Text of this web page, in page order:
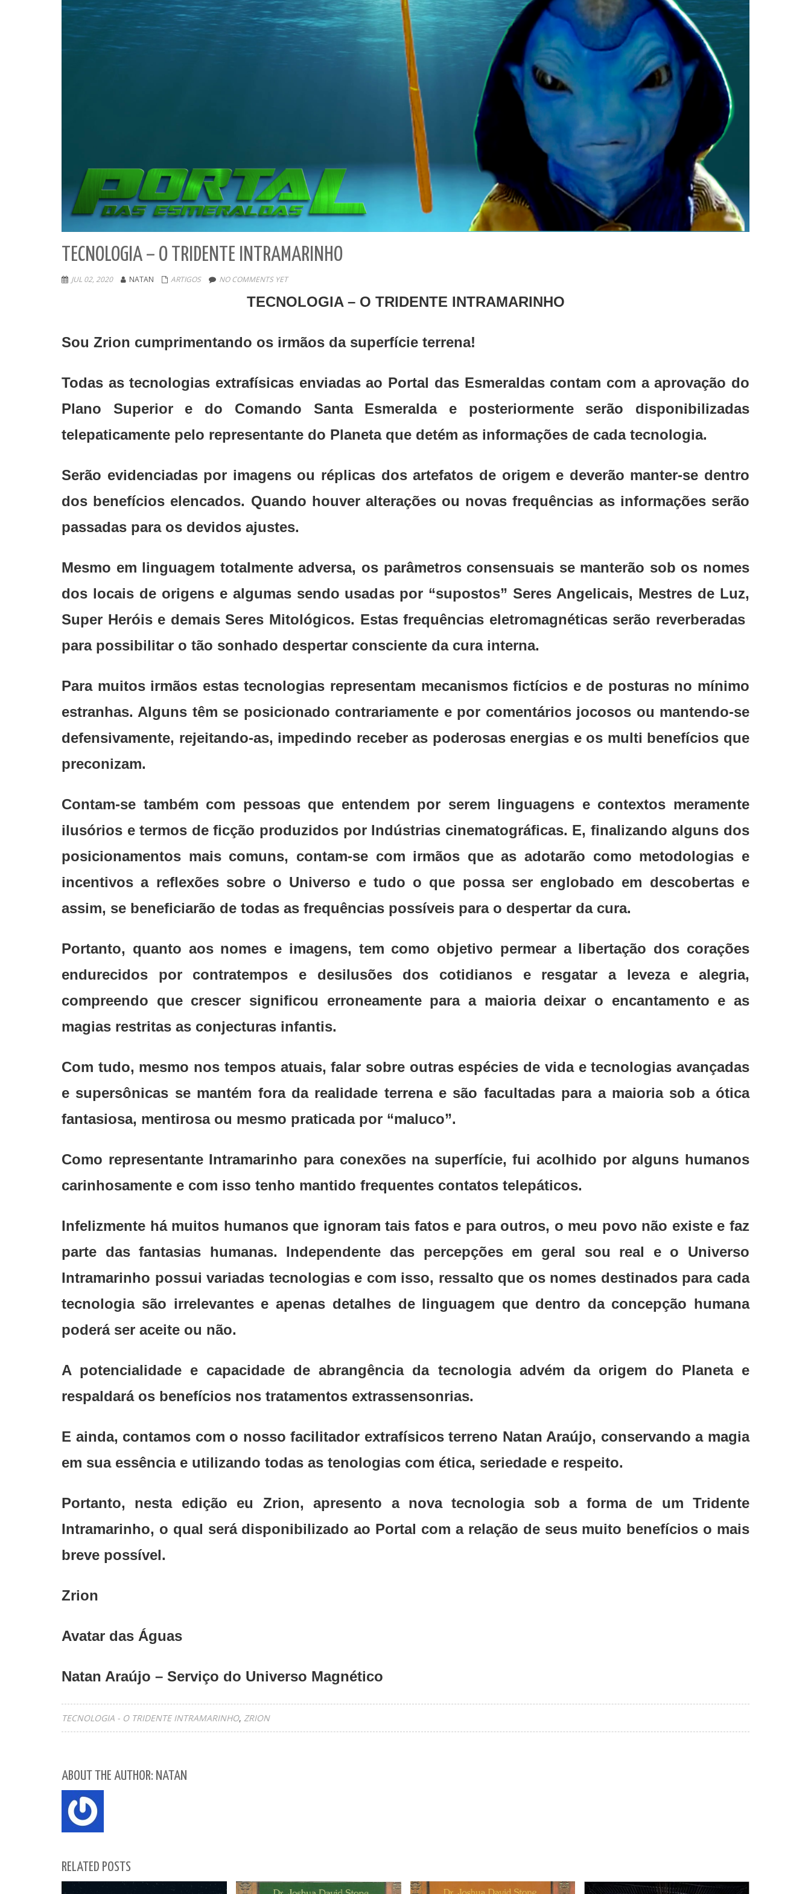
TECNOLOGIA – O TRIDENTE INTRAMARINHO
JUL 02, 2020 NATAN ARTIGOS NO COMMENTS YET
TECNOLOGIA – O TRIDENTE INTRAMARINHO
Sou Zrion cumprimentando os irmãos da superfície terrena!
Todas as tecnologias extrafísicas enviadas ao Portal das Esmeraldas contam com a aprovação do
Plano Superior e do Comando Santa Esmeralda e posteriormente serão disponibilizadas
telepaticamente pelo representante do Planeta que detém as informações de cada tecnologia.
Serão evidenciadas por imagens ou réplicas dos artefatos de origem e deverão manter-se dentro
dos benefícios elencados. Quando houver alterações ou novas frequências as informações serão
passadas para os devidos ajustes.
Mesmo em linguagem totalmente adversa, os parâmetros consensuais se manterão sob os nomes
dos locais de origens e algumas sendo usadas por “supostos” Seres Angelicais, Mestres de Luz,
Super Heróis e demais Seres Mitológicos. Estas frequências eletromagnéticas serão reverberadas
para possibilitar o tão sonhado despertar consciente da cura interna.
Para muitos irmãos estas tecnologias representam mecanismos fictícios e de posturas no mínimo
estranhas. Alguns têm se posicionado contrariamente e por comentários jocosos ou mantendo-se
defensivamente, rejeitando-as, impedindo receber as poderosas energias e os multi benefícios que
preconizam.
Contam-se também com pessoas que entendem por serem linguagens e contextos meramente
ilusórios e termos de ficção produzidos por Indústrias cinematográficas. E, finalizando alguns dos
posicionamentos mais comuns, contam-se com irmãos que as adotarão como metodologias e
incentivos a reflexões sobre o Universo e tudo o que possa ser englobado em descobertas e
assim, se beneficiarão de todas as frequências possíveis para o despertar da cura.
Portanto, quanto aos nomes e imagens, tem como objetivo permear a libertação dos corações
endurecidos por contratempos e desilusões dos cotidianos e resgatar a leveza e alegria,
compreendo que crescer significou erroneamente para a maioria deixar o encantamento e as
magias restritas as conjecturas infantis.
Com tudo, mesmo nos tempos atuais, falar sobre outras espécies de vida e tecnologias avançadas
e supersônicas se mantém fora da realidade terrena e são facultadas para a maioria sob a ótica
fantasiosa, mentirosa ou mesmo praticada por “maluco”.
Como representante Intramarinho para conexões na superfície, fui acolhido por alguns humanos
carinhosamente e com isso tenho mantido frequentes contatos telepáticos.
Infelizmente há muitos humanos que ignoram tais fatos e para outros, o meu povo não existe e faz
parte das fantasias humanas. Independente das percepções em geral sou real e o Universo
Intramarinho possui variadas tecnologias e com isso, ressalto que os nomes destinados para cada
tecnologia são irrelevantes e apenas detalhes de linguagem que dentro da concepção humana
poderá ser aceite ou não.
A potencialidade e capacidade de abrangência da tecnologia advém da origem do Planeta e
respaldará os benefícios nos tratamentos extrassensonrias.
E ainda, contamos com o nosso facilitador extrafísicos terreno Natan Araújo, conservando a magia
em sua essência e utilizando todas as tenologias com ética, seriedade e respeito.
Portanto, nesta edição eu Zrion, apresento a nova tecnologia sob a forma de um Tridente
Intramarinho, o qual será disponibilizado ao Portal com a relação de seus muito benefícios o mais
breve possível.
Zrion
Avatar das Águas
Natan Araújo – Serviço do Universo Magnético
TECNOLOGIA - O TRIDENTE INTRAMARINHO ZRION
ABOUT THE AUTHOR: NATAN
RELATED POSTS